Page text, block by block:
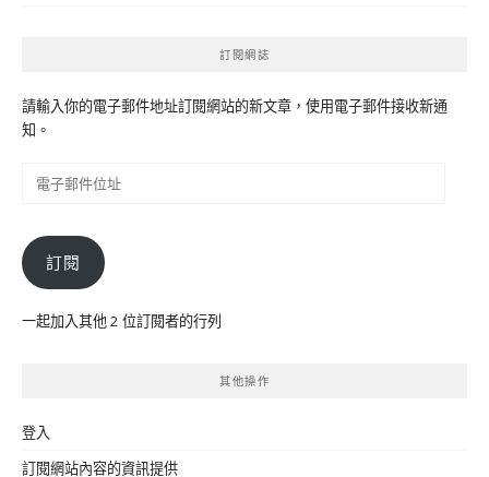
訂閱網誌
請輸入你的電子郵件地址訂閱網站的新文章，使用電子郵件接收新通
知。
件
位
訂閱
一起加入其他 2 位訂閱者的行列
其他操作
登入
訂閱網站內容的資訊提供